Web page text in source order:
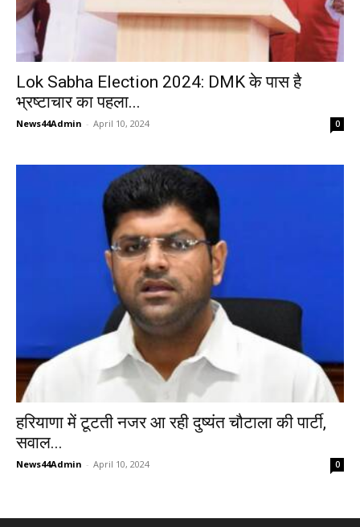
Lok Sabha Election 2024: DMK के पास है
भ्रष्टाचार का पहला...
News44Admin - April 10, 2024 0
हरियाणा में टूटती नजर आ रही दुष्यंत चौटाला की पार्टी,
सवाल...
News44Admin - April 10, 2024 0